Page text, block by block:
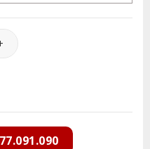
Trương Phát Tài -